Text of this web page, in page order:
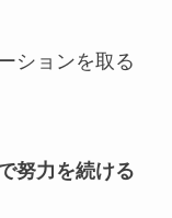
ションを取る
努力を続ける